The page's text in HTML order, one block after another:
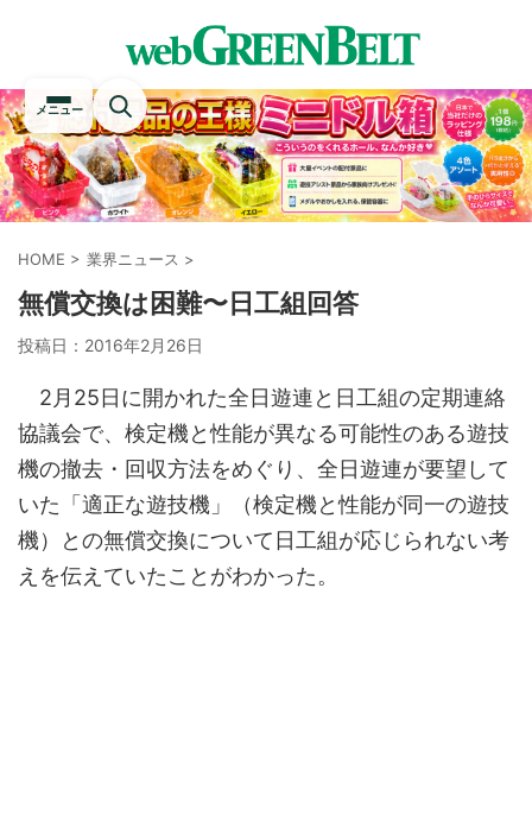
メニュー
HOME > 業界ニュース >
無償交換は困難〜日工組回答
投稿日： 2016年2月26日
2月25日に開かれた全日遊連と日工組の定期連絡
協議会で、検定機と性能が異なる可能性のある遊技
機の撤去・回収方法をめぐり、全日遊連が要望して
いた「適正な遊技機」（検定機と性能が同一の遊技
機）との無償交換について日工組が応じられない考
えを伝えていたことがわかった。